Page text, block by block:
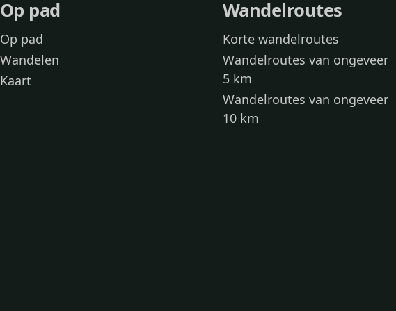
Op pad
Op pad
Wandelen
Kaart
Wandelroutes
Korte wandelroutes
Wandelroutes van ongeveer
5 km
Wandelroutes van ongeveer
10 km